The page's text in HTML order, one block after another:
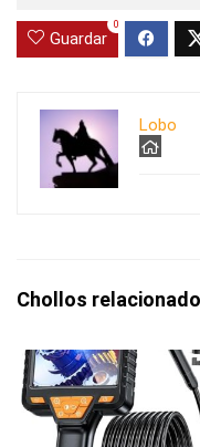
Guardar
0
Lobo
Chollos